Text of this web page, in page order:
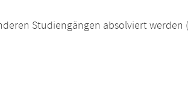
Studiengängen absolviert werden